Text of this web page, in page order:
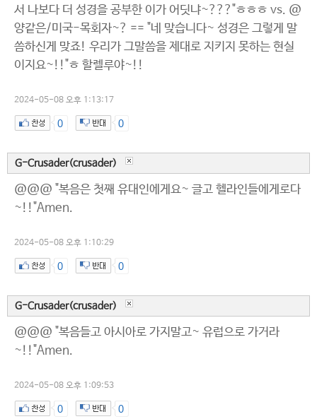
서 나보다 더 성경을 공부한 이가 어딧냐~???"ㅎㅎㅎ vs. @
양같은/미국-목회자~? == "네 맞습니다~ 성경은 그렇게 말
씀하신게 맞죠! 우리가 그말씀을 제대로 지키지 못하는 현실
이지요~!!"ㅎ 할렐루야~!!
2024-05-08 오후 1:13:17
0 0
G-Crusader(crusader)
@@@ "복음은 첫째 유대인에게요~ 글고 헬라인들에게로다
~!!"Amen.
2024-05-08 오후 1:10:29
0 0
G-Crusader(crusader)
@@@ "복음들고 아시아로 가지말고~ 유럽으로 가거라
~!!"Amen.
2024-05-08 오후 1:09:53
0 0